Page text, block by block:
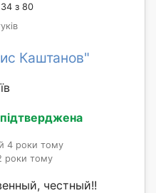
з 80
Каштанов"
4 роки тому
роки тому
честный!!